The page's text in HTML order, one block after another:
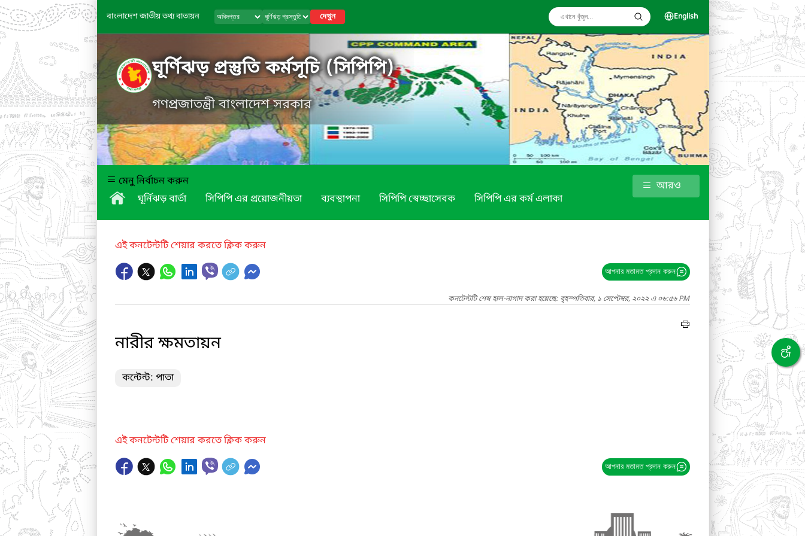
বাংলাদেশ জাতীয় তথ্য বাতায়ন দেখুন English
ঘূর্ণিঝড় প্রস্তুতি কর্মসূচি (সিপিপি)
গণপ্রজাতন্ত্রী বাংলাদেশ সরকার
মেনু নির্বাচন করুন
ঘূর্নিঝড় বার্তা
সিপিপি এর প্রয়োজনীয়তা ব্যবস্থাপনা সিপিপি স্বেচ্ছাসেবক সিপিপি এর কর্ম এলাকা
আরও
এই কনটেন্টটি শেয়ার করতে ক্লিক করুন
আপনার মতামত প্রদান করুন
কনটেন্টটি শেষ হাল-নাগাদ করা হয়েছে: বৃহস্পতিবার, ১ সেপ্টেম্বর, ২০২২ এ ০৬:৫৬ PM
নারীর ক্ষমতায়ন
কন্টেন্ট: পাতা
এই কনটেন্টটি শেয়ার করতে ক্লিক করুন
আপনার মতামত প্রদান করুন